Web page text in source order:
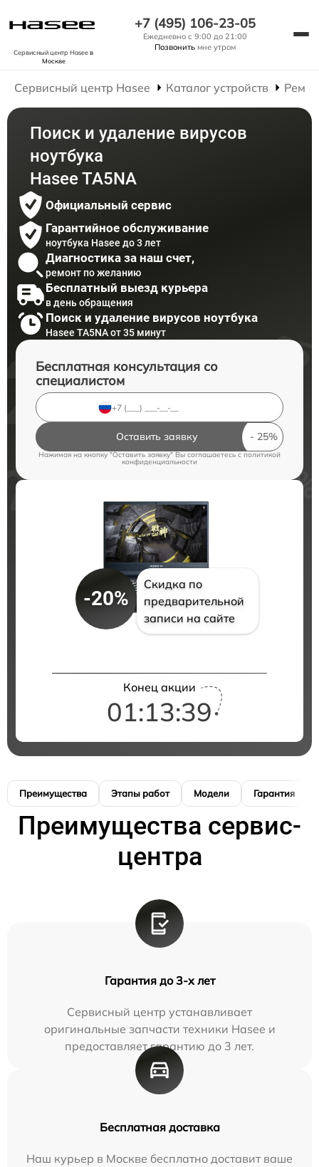
Сервисный центр Haseeв
Москве
+7 (495) 106-23-05
Ежедневно с 9:00 до 21:00
Позвонить мне утром
Сервисный центр Hasee Каталог устройств
Поиск и удаление вирусов
ноутбука
Hasee TA5NA
Официальный сервис
Гарантийное обслуживание
ноутбука Hasee до 3 лет
Диагностика за наш счет,
ремонт по желанию
Бесплатный выезд курьера
в день обращения
Поиск и удаление вирусов ноутбука
Hasee TA5NA от 35 минут
Бесплатная консультация со
специалистом
Оставить заявку
Нажимая на кнопку "Оставить заявку" Вы соглашаетесь cполитикой
конфиденциальности
-20%
Скидка по
предварительной
записи на сайте
Конец акции
01:13:38
Преимущества Этапы работ Модели Гарантия
Преимущества сервис-
центра
Гарантия до 3-х лет
Сервисный центр устанавливает
оригинальные запчасти техники Hasee и
предоставляет гарантию до 3 лет.
Бесплатная доставка
Наш курьер в Москве бесплатно доставит ваше